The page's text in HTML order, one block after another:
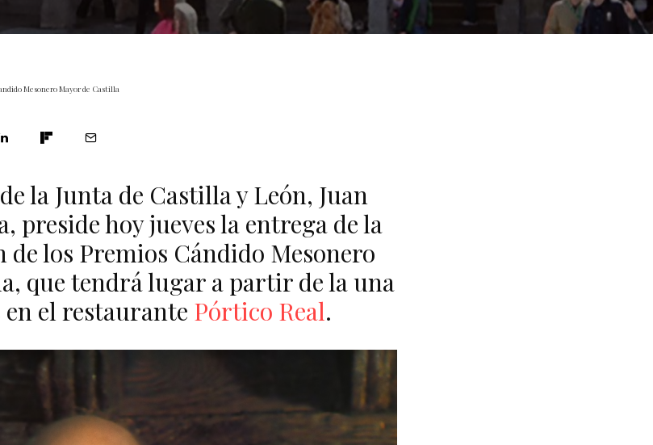
Mesonero Mayor de Castilla
la Junta de Castilla y León, Juan
preside hoy jueves la entrega de la
los Premios Cándido Mesonero
que tendrá lugar a partir de la una
en el restaurante Pórtico Real.